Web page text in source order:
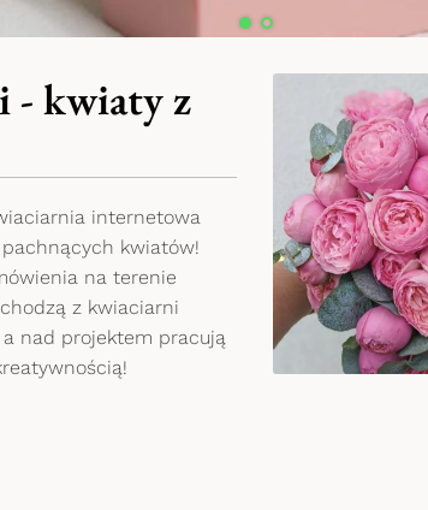
- kwiaty z
internetowa
kwiatów!
na terenie
z kwiaciarni
nad projektem pracują